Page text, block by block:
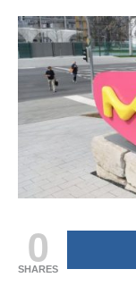
0
SHARES